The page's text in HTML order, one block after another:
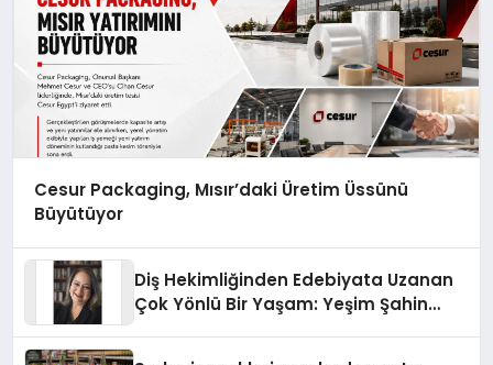
Cesur Packaging, Mısır’daki Üretim Üssünü
Büyütüyor
Diş Hekimliğinden Edebiyata Uzanan
Çok Yönlü Bir Yaşam: Yeşim Şahin